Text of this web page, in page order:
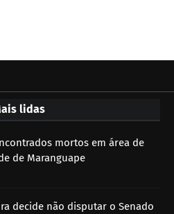
lidas
mortos em área de
de Maranguape
decide não disputar o Senado